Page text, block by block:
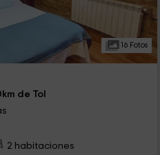
16 Fotos
de Tol
2 habitaciones